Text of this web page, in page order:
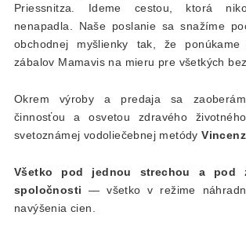
Priessnitza. Ideme cestou, ktorá
nenapadla. Naše poslanie sa snažíme
obchodnej myšlienky tak, že ponúkame
zábalov Mamavis na mieru pre všetkých
Okrem výroby a predaja sa
činnosťou a osvetou zdravého
svetoznámej vodoliečebnej metódy
Všetko pod jednou strechou a pod
spoločnosti — všetko v režime
navýšenia cien.